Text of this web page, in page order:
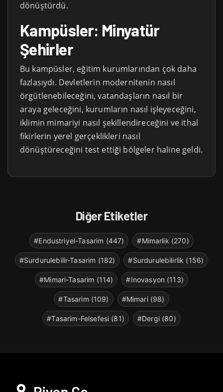
dönüştürdü.
Kampüsler: Minyatür
Şehirler
Bu kampüsler, eğitim kurumlarından çok daha
fazlasıydı. Devletlerin modernitenin nasıl
örgütlenebileceğini, vatandaşların nasıl bir
araya geleceğini, kurumların nasıl işleyeceğini,
iklimin mimariyi nasıl şekillendireceğini ve ithal
fikirlerin yerel gerçeklikleri nasıl
dönüştüreceğini test ettiği bölgeler haline geldi.
Diğer Etiketler
#Endustriyel-Tasarim (447) #Mimarlik (270)
#Surdurulebilir-Tasarim (182) #Surdurulebilirlik (156)
#Mimari-Tasarim (114) #Inovasyon (113)
#Tasarim (109) #Mimari (98)
#Tasarim-Felsefesi (81) #Dergi (80)